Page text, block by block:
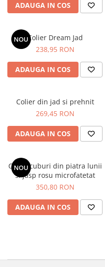
ADAUGA IN COS
NOUColier Dream Jad
238,95 RON
ADAUGA IN COS
Colier din jad si prehnit
269,45 RON
ADAUGA IN COS
NOU
Colier cuburi din piatra lunii
si jasp rosu microfatetat
350,80 RON
ADAUGA IN COS